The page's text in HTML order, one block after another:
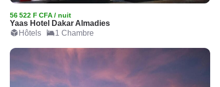
56 522 F CFA / nuit
Yaas Hotel Dakar Almadies
Hôtels 1 Chambre